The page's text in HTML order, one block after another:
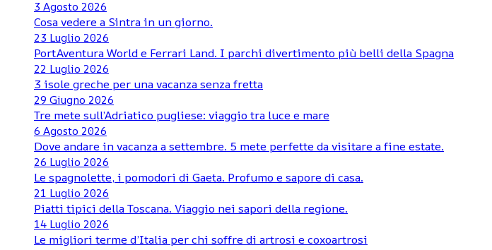
3 Agosto 2026
Cosa vedere a Sintra in un giorno.
23 Luglio 2026
PortAventura World e Ferrari Land. I parchi divertimento più belli della Spagna
22 Luglio 2026
3 isole greche per una vacanza senza fretta
29 Giugno 2026
Tre mete sull’Adriatico pugliese: viaggio tra luce e mare
6 Agosto 2026
Dove andare in vacanza a settembre. 5 mete perfette da visitare a fine estate.
26 Luglio 2026
Le spagnolette, i pomodori di Gaeta. Profumo e sapore di casa.
21 Luglio 2026
Piatti tipici della Toscana. Viaggio nei sapori della regione.
14 Luglio 2026
Le migliori terme d’Italia per chi soffre di artrosi e coxoartrosi